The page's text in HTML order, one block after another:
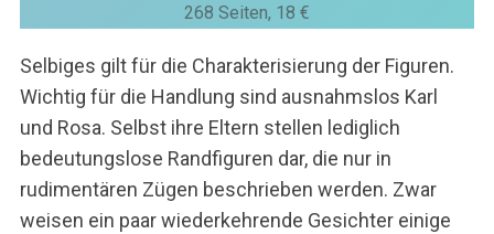
268 Seiten, 18 €
Selbiges gilt für die Charakterisierung der Figuren.
Wichtig für die Handlung sind ausnahmslos Karl
und Rosa. Selbst ihre Eltern stellen lediglich
bedeutungslose Randfiguren dar, die nur in
rudimentären Zügen beschrieben werden. Zwar
weisen ein paar wiederkehrende Gesichter einige